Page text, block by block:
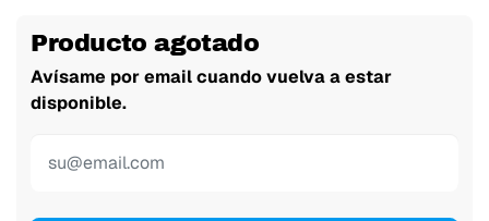
Producto agotado
Avísame por email cuando vuelva a estar
disponible.